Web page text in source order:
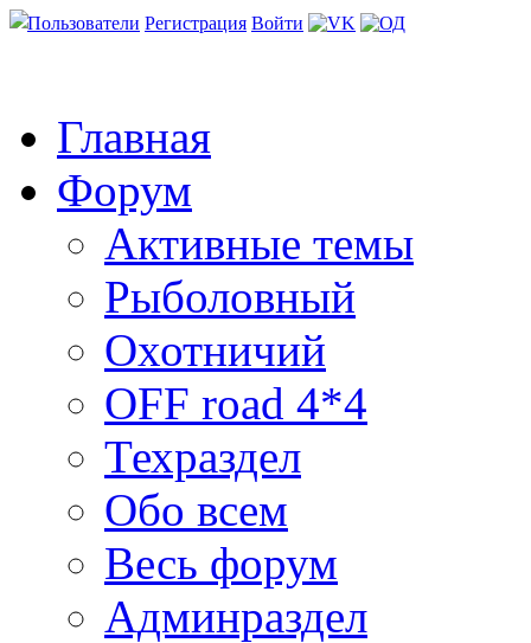
Пользователи Регистрация Войти
Главная
Форум
Активные темы
Рыболовный
Охотничий
OFF road 4*4
Техраздел
Обо всем
Весь форум
Админраздел